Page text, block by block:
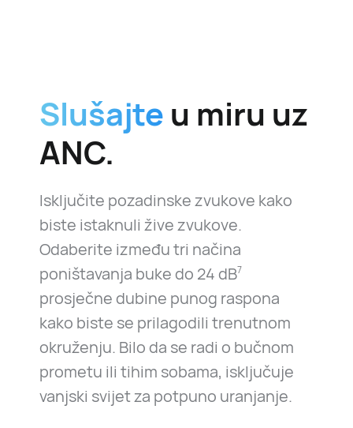
Slušajte u miru uz
ANC.
Isključite pozadinske zvukove kako
biste istaknuli žive zvukove.
Odaberite između tri načina
poništavanja buke do 24 dB7
prosječne dubine punog raspona
kako biste se prilagodili trenutnom
okruženju. Bilo da se radi o bučnom
prometu ili tihim sobama, isključuje
vanjski svijet za potpuno uranjanje.